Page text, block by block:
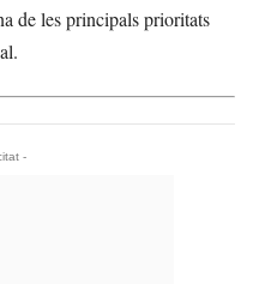
de les principals prioritats
-